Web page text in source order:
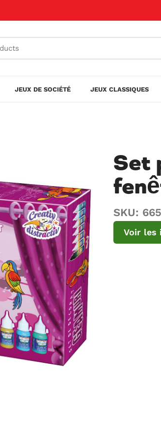
JEUX DE SOCIÉTÉ JEUX CLASSIQUES
Set
SKU:
Voir les